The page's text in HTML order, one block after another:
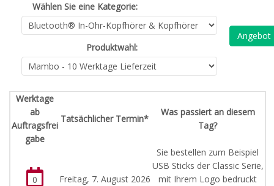
Wählen Sie eine Kategorie:
Produktwahl:
Angebot
Werktage
ab
Auftragsfrei
gabe
Tatsächlicher Termin*
Was passiert an diesem
Tag?
0 Freitag, 7. August 2026
Sie bestellen zum Beispiel
USB Sticks der Classic Serie,
mit Ihrem Logo bedruckt